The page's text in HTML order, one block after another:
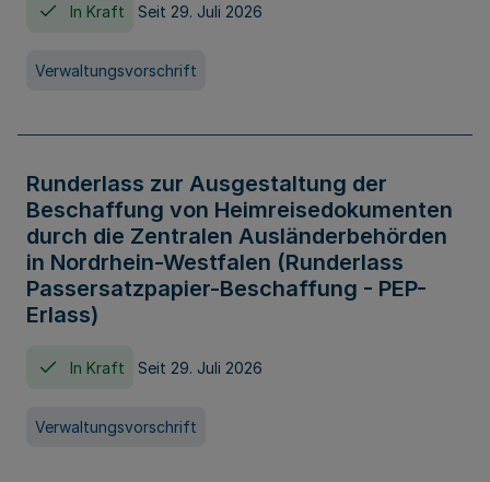
In Kraft Seit 29. Juli 2026
Verwaltungsvorschrift
Runderlass zur Ausgestaltung der
Beschaffung von Heimreisedokumenten
durch die Zentralen Ausländerbehörden
in Nordrhein-Westfalen (Runderlass
Passersatzpapier-Beschaffung - PEP-
Erlass)
In Kraft Seit 29. Juli 2026
Verwaltungsvorschrift